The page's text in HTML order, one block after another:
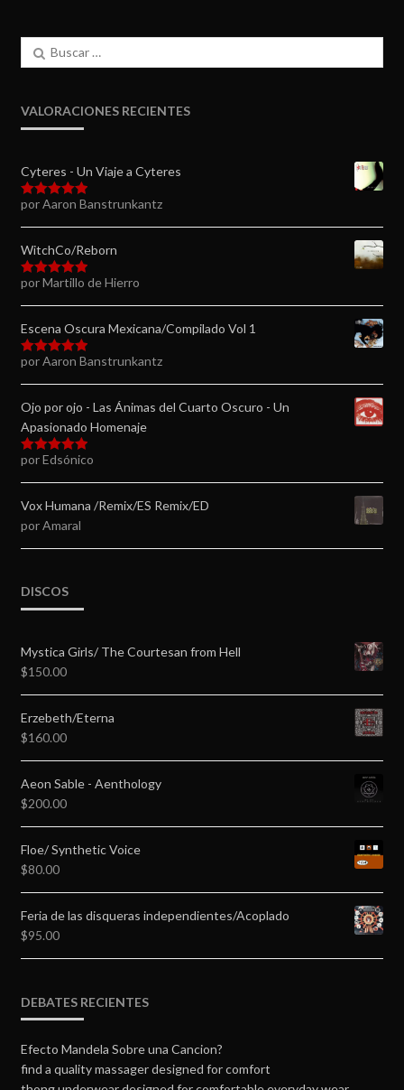
Buscar:
VALORACIONES RECIENTES
Cyteres - Un Viaje a Cyteres
Valorado en
por Aaron Banstrunkantz
WitchCo/Reborn
Valorado en
por Martillo de Hierro
Escena Oscura Mexicana/Compilado Vol 1
Valorado en
por Aaron Banstrunkantz
Ojo por ojo - Las Ánimas del Cuarto Oscuro - Un
Apasionado Homenaje
Valorado en
por Edsónico
Vox Humana /Remix/ES Remix/ED
por Amaral
DISCOS
Mystica Girls/ The Courtesan from Hell
$150.00
Erzebeth/Eterna
$160.00
Aeon Sable - Aenthology
$200.00
Floe/ Synthetic Voice
$80.00
Feria de las disqueras independientes/Acoplado
$95.00
DEBATES RECIENTES
Efecto Mandela Sobre una Cancion?
find a quality massager designed for comfort